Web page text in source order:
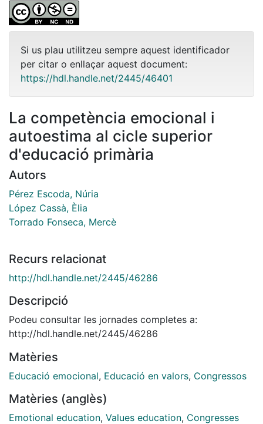
Si us plau utilitzeu sempre aquest identificador
per citar o enllaçar aquest document:
https://hdl.handle.net/2445/46401
La competència emocional i
autoestima al cicle superior
d'educació primària
Autors
Pérez Escoda, Núria
López Cassà, Èlia
Torrado Fonseca, Mercè
Recurs relacionat
http://hdl.handle.net/2445/46286
Descripció
Podeu consultar les jornades completes a:
http://hdl.handle.net/2445/46286
Matèries
Educació emocional, Educació en valors, Congressos
Matèries (anglès)
Emotional education, Values education, Congresses